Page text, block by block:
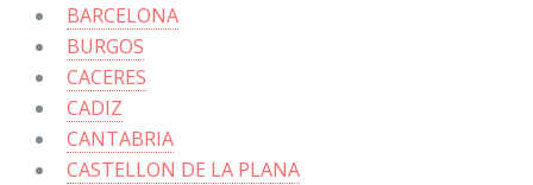
BARCELONA
BURGOS
CACERES
CADIZ
CANTABRIA
CASTELLON DE LA PLANA